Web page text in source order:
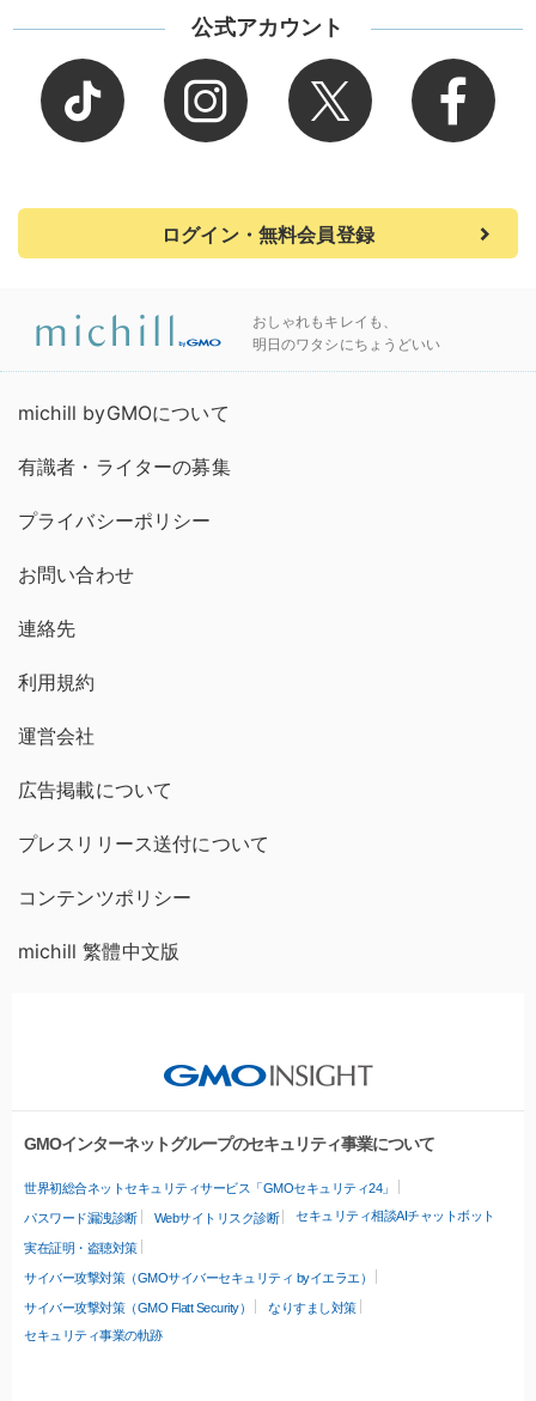
公式アカウント
ログイン・無料会員登録
おしゃれもキレイも、
明日のワタシにちょうどいい
michill byGMOについて
有識者・ライターの募集
プライバシーポリシー
お問い合わせ
連絡先
利用規約
運営会社
広告掲載について
プレスリリース送付について
コンテンツポリシー
michill 繁體中文版
GMOインターネットグループのセキュリティ事業について
世界初総合ネットセキュリティサービス「GMOセキュリティ24」
パスワード漏洩診断 Webサイトリスク診断 セキュリティ相談AIチャットボット
実在証明・盗聴対策
サイバー攻撃対策（GMOサイバーセキュリティ byイエラエ）
サイバー攻撃対策（GMO Flatt Security）
なりすまし対策
セキュリティ事業の軌跡